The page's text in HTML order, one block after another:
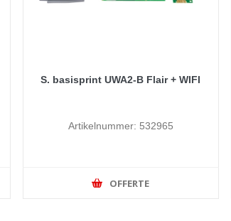
S. basisprint UWA2-B Flair + WIFI
Artikelnummer: 532965
OFFERTE